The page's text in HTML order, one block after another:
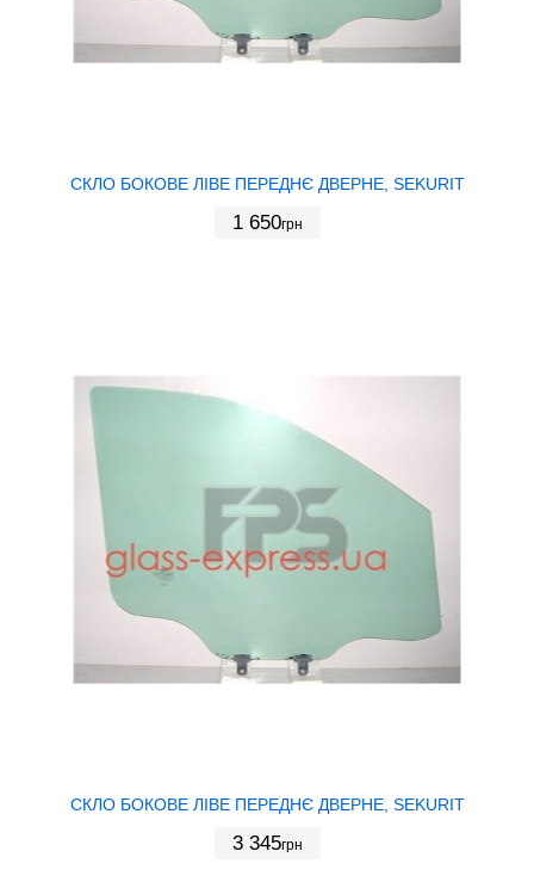
СКЛО БОКОВЕ ЛІВЕ ПЕРЕДНЄ ДВЕРНЕ, SEKURIT
1 650грн
СКЛО БОКОВЕ ЛІВЕ ПЕРЕДНЄ ДВЕРНЕ, SEKURIT
3 345грн